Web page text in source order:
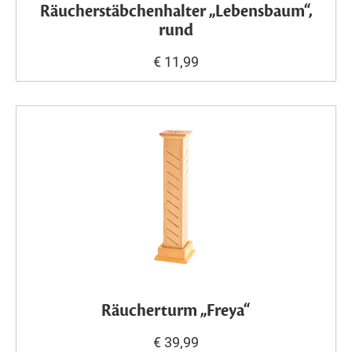
Räucherstäbchenhalter „Lebensbaum“,
rund
€ 11,99
Räucherturm „Freya“
€ 39,99